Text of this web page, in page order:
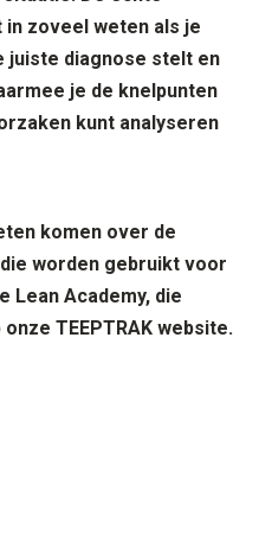
zoveel weten als je
juiste diagnose stelt en
je de knelpunten
kunt analyseren
komen over de
worden gebruikt voor
Lean Academy, die
TEEPTRAK website.